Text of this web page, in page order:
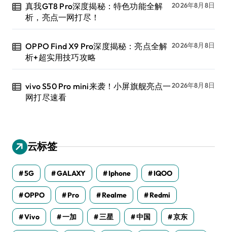
真我GT8 Pro深度揭秘：特色功能全解
析，亮点一网打尽！
2026年8月8日
OPPO Find X9 Pro深度揭秘：亮点全解
析+超实用技巧攻略
2026年8月8日
vivo S50 Pro mini来袭！小屏旗舰亮点一
网打尽速看
2026年8月8日
云标签
5G GALAXY Iphone IQOO
OPPO Pro Realme Redmi
Vivo 一加 三星 中国 京东